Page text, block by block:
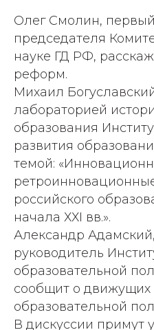
Олег Смолин,
председателя
науке ГД РФ,
реформ.
Михаил
лабораторией
образования
развития
темой:
российского
начала ХХI вв.».
Александр
руководитель
образовательной
сообщит о движущих
образовательной
В дискуссии примут